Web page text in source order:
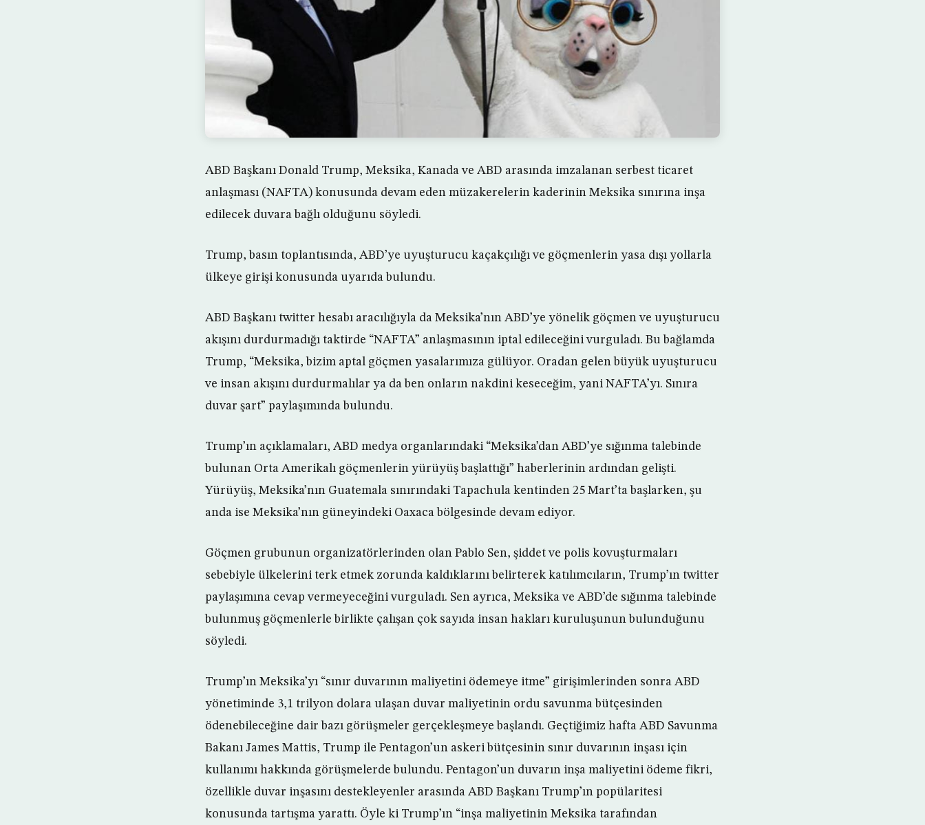
ABD Başkanı Donald Trump, Meksika, Kanada ve ABD arasında imzalanan serbest ticaret
anlaşması (NAFTA) konusunda devam eden müzakerelerin kaderinin Meksika sınırına inşa
edilecek duvara bağlı olduğunu söyledi.
Trump, basın toplantısında, ABD’ye uyuşturucu kaçakçılığı ve göçmenlerin yasa dışı yollarla
ülkeye girişi konusunda uyarıda bulundu.
ABD Başkanı twitter hesabı aracılığıyla da Meksika’nın ABD’ye yönelik göçmen ve uyuşturucu
akışını durdurmadığı taktirde “NAFTA” anlaşmasının iptal edileceğini vurguladı. Bu bağlamda
Trump, “Meksika, bizim aptal göçmen yasalarımıza gülüyor. Oradan gelen büyük uyuşturucu
ve insan akışını durdurmalılar ya da ben onların nakdini keseceğim, yani NAFTA’yı. Sınıra
duvar şart” paylaşımında bulundu.
Trump’ın açıklamaları, ABD medya organlarındaki “Meksika’dan ABD’ye sığınma talebinde
bulunan Orta Amerikalı göçmenlerin yürüyüş başlattığı” haberlerinin ardından gelişti.
Yürüyüş, Meksika’nın Guatemala sınırındaki Tapachula kentinden 25 Mart’ta başlarken, şu
anda ise Meksika’nın güneyindeki Oaxaca bölgesinde devam ediyor.
Göçmen grubunun organizatörlerinden olan Pablo Sen, şiddet ve polis kovuşturmaları
sebebiyle ülkelerini terk etmek zorunda kaldıklarını belirterek katılımcıların, Trump’ın twitter
paylaşımına cevap vermeyeceğini vurguladı. Sen ayrıca, Meksika ve ABD’de sığınma talebinde
bulunmuş göçmenlerle birlikte çalışan çok sayıda insan hakları kuruluşunun bulunduğunu
söyledi.
Trump’ın Meksika’yı “sınır duvarının maliyetini ödemeye itme” girişimlerinden sonra ABD
yönetiminde 3,1 trilyon dolara ulaşan duvar maliyetinin ordu savunma bütçesinden
ödenebileceğine dair bazı görüşmeler gerçekleşmeye başlandı. Geçtiğimiz hafta ABD Savunma
Bakanı James Mattis, Trump ile Pentagon’un askeri bütçesinin sınır duvarının inşası için
kullanımı hakkında görüşmelerde bulundu. Pentagon’un duvarın inşa maliyetini ödeme fikri,
özellikle duvar inşasını destekleyenler arasında ABD Başkanı Trump’ın popülaritesi
konusunda tartışma yarattı. Öyle ki Trump’ın “inşa maliyetinin Meksika tarafından